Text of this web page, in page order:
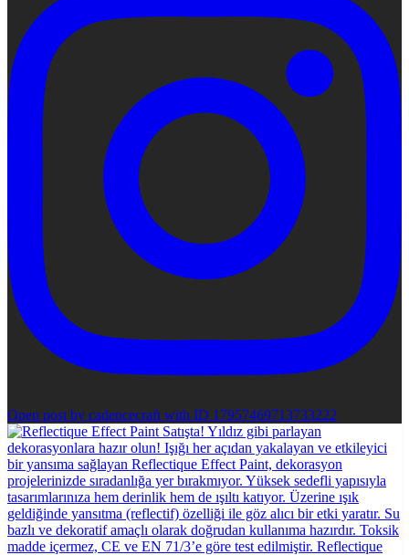
Open post by cadencecraft with ID 17957469713733222